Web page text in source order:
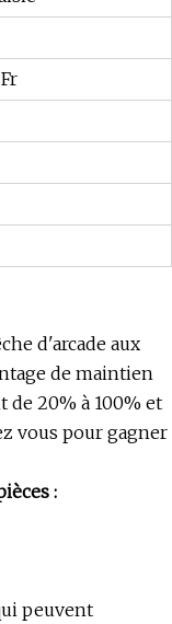
d'arcade aux
de maintien
de 20% à 100% et
vous pour gagner
:
peuvent